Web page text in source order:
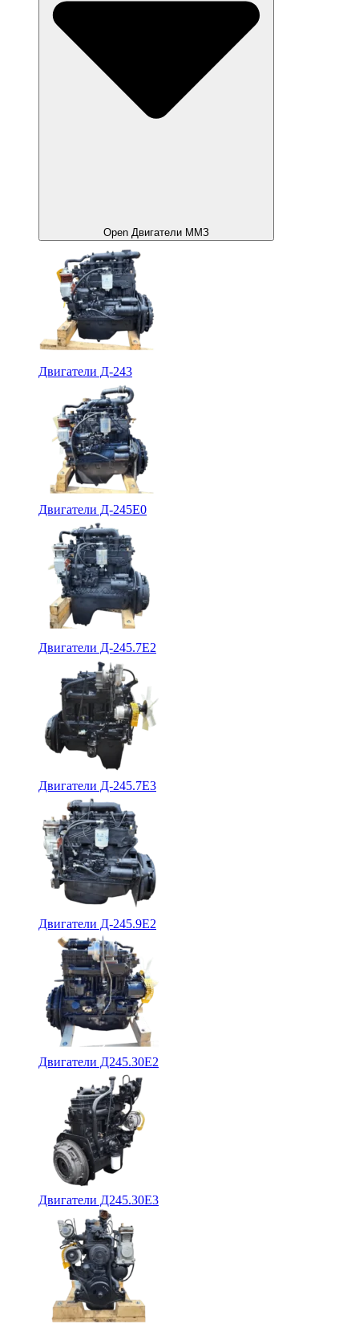
Open Двигатели ММЗ
Двигатели Д-243
Двигатели Д-245Е0
Двигатели Д-245.7Е2
Двигатели Д-245.7Е3
Двигатели Д-245.9Е2
Двигатели Д245.30Е2
Двигатели Д245.30Е3